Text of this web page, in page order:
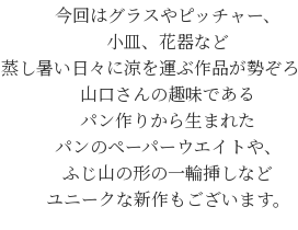
今回はグラスやピッチャー、
小皿、花器など
蒸し暑い日々に涼を運ぶ作品が勢ぞろ
山口さんの趣味である
パン作りから生まれた
パンのペーパーウエイトや、
ふじ山の形の一輪挿しなど
ユニークな新作もございます。